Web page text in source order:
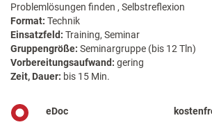
Problemlösungen finden , Selbstreflexion
Format: Technik
Einsatzfeld: Training, Seminar
Gruppengröße: Seminargruppe (bis 12 Tln)
Vorbereitungsaufwand: gering
Zeit, Dauer: bis 15 Min.
eDoc